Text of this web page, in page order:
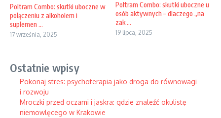
Poltram Combo: skutki uboczne w
połączeniu z alkoholem i
suplemen ...
17 września, 2025
Poltram Combo: skutki uboczne u
osób aktywnych – dlaczego „na
zak ...
19 lipca, 2025
Ostatnie wpisy
Pokonaj stres: psychoterapia jako droga do równowagi
i rozwoju
Mroczki przed oczami i jaskra: gdzie znaleźć okulistę
niemowlęcego w Krakowie